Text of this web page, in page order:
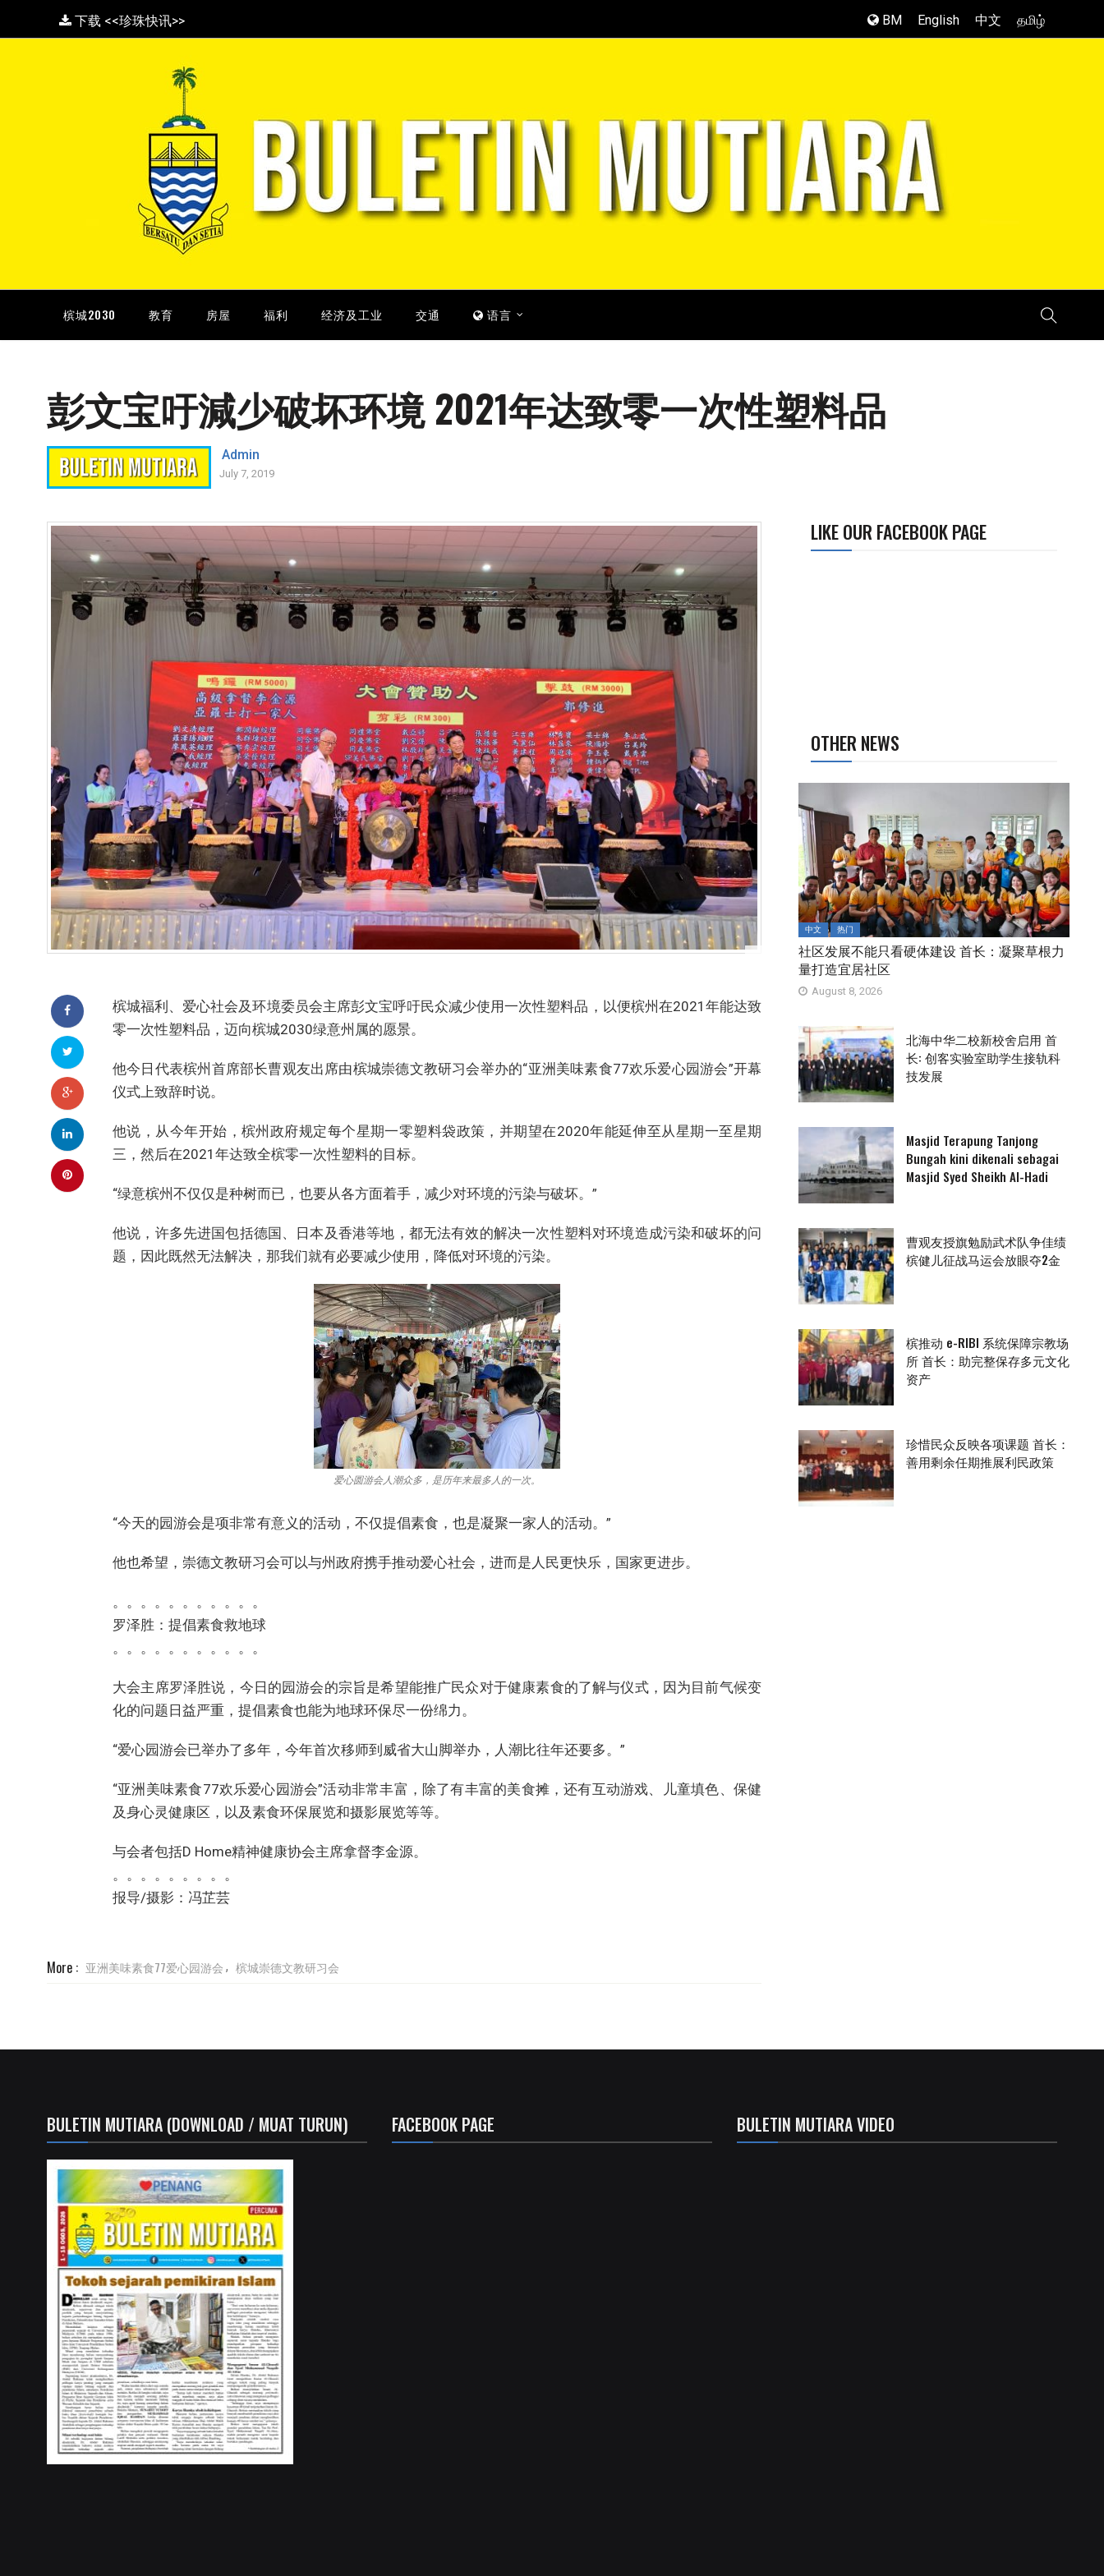
下载 <<珍珠快讯>> BM English 中文 தமிழ்
槟城2030 教育 房屋 福利 经济及工业 交通 语言
彭文宝吁減少破坏环境 2021年达致零一次性塑料品
Admin
July 7, 2019
槟城福利、爱心社会及环境委员会主席彭文宝呼吁民众减少使用一次性塑料品，以便槟州在2021年能达致
零一次性塑料品，迈向槟城2030绿意州属的愿景。
他今日代表槟州首席部长曹观友出席由槟城崇德文教研习会举办的“亚洲美味素食77欢乐爱心园游会”开幕
仪式上致辞时说。
他说，从今年开始，槟州政府规定每个星期一零塑料袋政策，并期望在2020年能延伸至从星期一至星期
三，然后在2021年达致全槟零一次性塑料的目标。
“绿意槟州不仅仅是种树而已，也要从各方面着手，减少对环境的污染与破坏。”
他说，许多先进国包括德国、日本及香港等地，都无法有效的解决一次性塑料对环境造成污染和破坏的问
题，因此既然无法解决，那我们就有必要减少使用，降低对环境的污染。
爱心圆游会人潮众多，是历年来最多人的一次。
“今天的园游会是项非常有意义的活动，不仅提倡素食，也是凝聚一家人的活动。”
他也希望，崇德文教研习会可以与州政府携手推动爱心社会，进而是人民更快乐，国家更进步。
。。。。。。。。。。。
罗泽胜：提倡素食救地球
。。。。。。。。。。。
大会主席罗泽胜说，今日的园游会的宗旨是希望能推广民众对于健康素食的了解与仪式，因为目前气候变
化的问题日益严重，提倡素食也能为地球环保尽一份绵力。
“爱心园游会已举办了多年，今年首次移师到威省大山脚举办，人潮比往年还要多。”
“亚洲美味素食77欢乐爱心园游会”活动非常丰富，除了有丰富的美食摊，还有互动游戏、儿童填色、保健
及身心灵健康区，以及素食环保展览和摄影展览等等。
与会者包括D Home精神健康协会主席拿督李金源。
。。。。。。。。。
报导/摄影：冯芷芸
More : 亚洲美味素食77爱心园游会 , 槟城崇德文教研习会
LIKE OUR FACEBOOK PAGE
OTHER NEWS
中文 热门
社区发展不能只看硬体建设 首长：凝聚草根力
量打造宜居社区
August 8, 2026
北海中华二校新校舍启用 首
长: 创客实验室助学生接轨科
技发展
Masjid Terapung Tanjong
Bungah kini dikenali sebagai
Masjid Syed Sheikh Al-Hadi
曹观友授旗勉励武术队争佳绩
槟健儿征战马运会放眼夺2金
槟推动 e-RIBI 系统保障宗教场
所 首长：助完整保存多元文化
资产
珍惜民众反映各项课题 首长：
善用剩余任期推展利民政策
BULETIN MUTIARA (DOWNLOAD / MUAT TURUN) FACEBOOK PAGE BULETIN MUTIARA VIDEO